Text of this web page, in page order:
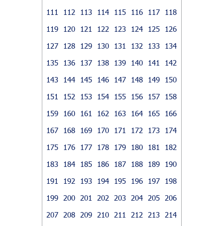
111
112 113 114 115 116 117
118
119
120 121 122 123 124 125
126
127
128 129 130 131 132 133
134
135
136 137 138 139 140 141
142
143
144 145 146 147 148 149
150
151
152 153 154 155 156 157
158
159
160 161 162 163 164 165
166
167
168 169 170 171 172 173
174
175
176 177 178 179 180 181
182
183
184 185 186 187 188 189
190
191
192 193 194 195 196 197
198
199
200 201 202 203 204 205
206
207
208 209 210 211 212 213
214